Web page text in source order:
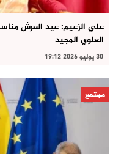
علي الزعيم: عيد العرش
العلوي المجيد
30 يوليو 2026 19:12
مجتمع